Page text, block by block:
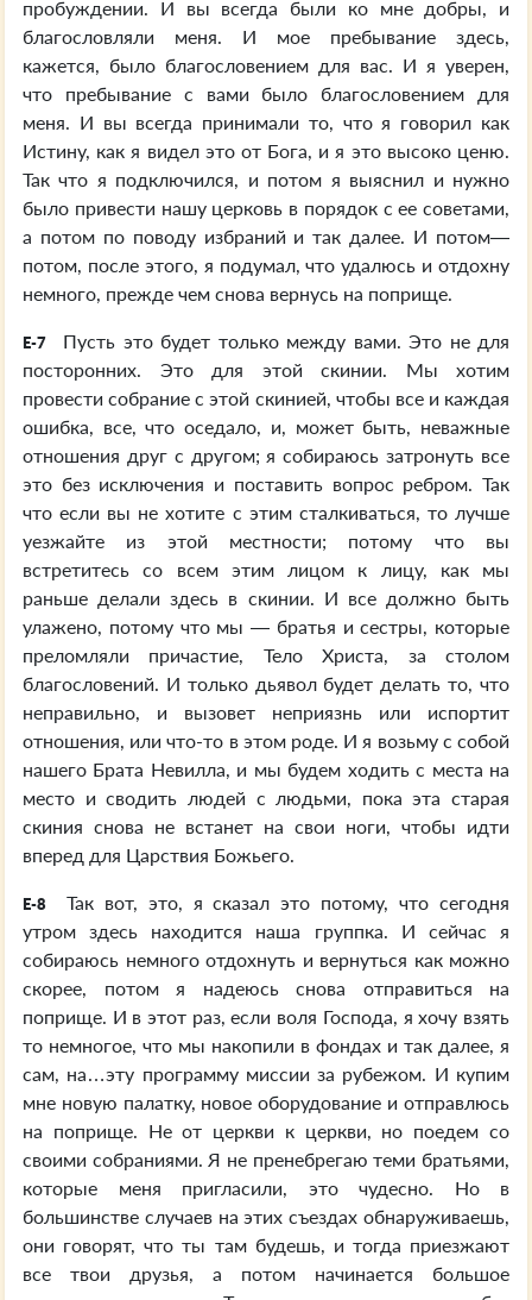
пробуждении. И вы всегда были ко мне добры, и
благословляли меня. И мое пребывание здесь,
кажется, было благословением для вас. И я уверен,
что пребывание с вами было благословением для
меня. И вы всегда принимали то, что я говорил как
Истину, как я видел это от Бога, и я это высоко ценю.
Так что я подключился, и потом я выяснил и нужно
было привести нашу церковь в порядок с ее советами,
а потом по поводу избраний и так далее. И потом—
потом, после этого, я подумал, что удалюсь и отдохну
немного, прежде чем снова вернусь на поприще.
E-7
Пусть это будет только между вами. Это не для
посторонних. Это для этой скинии. Мы хотим
провести собрание с этой скинией, чтобы все и каждая
ошибка, все, что оседало, и, может быть, неважные
отношения друг с другом; я собираюсь затронуть все
это без исключения и поставить вопрос ребром. Так
что если вы не хотите с этим сталкиваться, то лучше
уезжайте из этой местности; потому что вы
встретитесь со всем этим лицом к лицу, как мы
раньше делали здесь в скинии. И все должно быть
улажено, потому что мы — братья и сестры, которые
преломляли причастие, Тело Христа, за столом
благословений. И только дьявол будет делать то, что
неправильно, и вызовет неприязнь или испортит
отношения, или что-то в этом роде. И я возьму с собой
нашего Брата Невилла, и мы будем ходить с места на
место и сводить людей с людьми, пока эта старая
скиния снова не встанет на свои ноги, чтобы идти
вперед для Царствия Божьего.
E-8
Так вот, это, я сказал это потому, что сегодня
утром здесь находится наша группка. И сейчас я
собираюсь немного отдохнуть и вернуться как можно
скорее, потом я надеюсь снова отправиться на
поприще. И в этот раз, если воля Господа, я хочу взять
то немногое, что мы накопили в фондах и так далее, я
сам, на…эту программу миссии за рубежом. И купим
мне новую палатку, новое оборудование и отправлюсь
на поприще. Не от церкви к церкви, но поедем со
своими собраниями. Я не пренебрегаю теми братьями,
которые меня пригласили, это чудесно. Но в
большинстве случаев на этих съездах обнаруживаешь,
они говорят, что ты там будешь, и тогда приезжают
все твои друзья, а потом начинается большое